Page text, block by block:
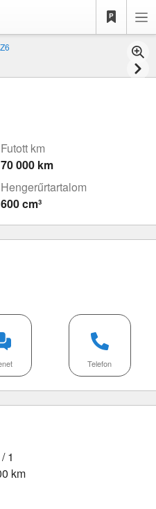
Futott km
70 000 km
Hengerűrtartalom
600 cm³
Telefon
1
km